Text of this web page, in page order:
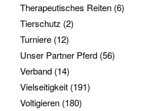
Therapeutisches Reiten(6)
Tierschutz (2)
Turniere(12)
Unser Partner Pferd(56)
Verband(14)
Vielseitigkeit(191)
Voltigieren(180)